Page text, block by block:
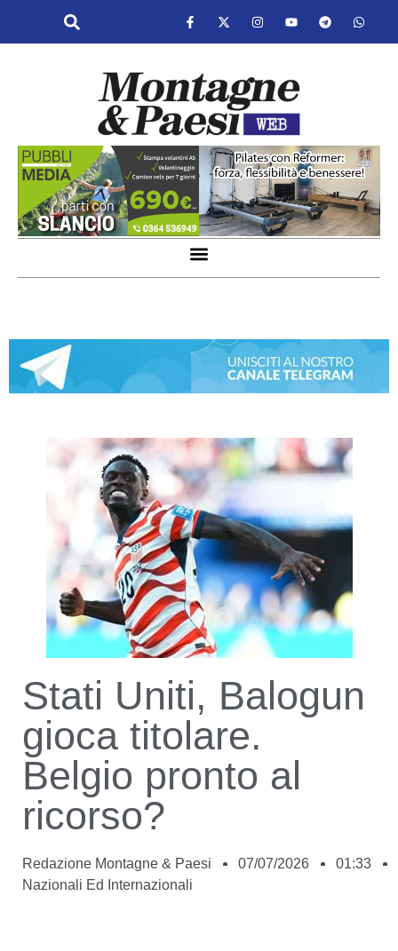
Stati Uniti, Balogun
gioca titolare.
Belgio pronto al
ricorso?
Redazione Montagne & Paesi 07/07/2026
01:33
Nazionali Ed Internazionali